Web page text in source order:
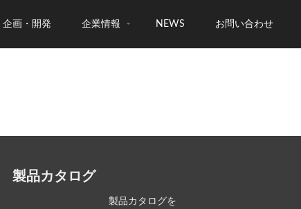
企画・開発 企業情報 NEWS お問い合わせ
製品カタログ
製品カタログを